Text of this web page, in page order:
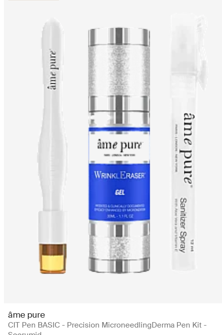
âme pure
CIT Pen BASIC - Precision MicroneedlingDerma Pen Kit -